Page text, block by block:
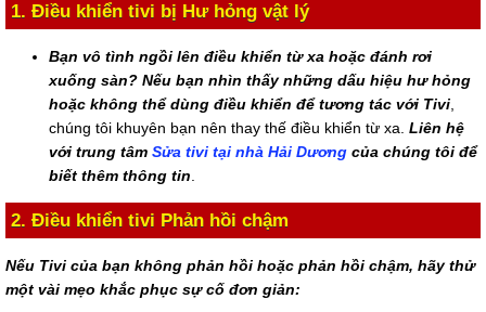
1. Điều khiển tivi bị Hư hỏng vật lý
Bạn vô tình ngồi lên điều khiển từ xa hoặc đánh rơi
xuống sàn? Nếu bạn nhìn thấy những dấu hiệu hư hỏng
hoặc không thể dùng điều khiển để tương tác với Tivi,
chúng tôi khuyên bạn nên thay thế điều khiển từ xa. Liên hệ
với trung tâm Sửa tivi tại nhà Hải Dương của chúng tôi để
biết thêm thông tin.
2. Điều khiển tivi Phản hồi chậm
Nếu Tivi của bạn không phản hồi hoặc phản hồi chậm, hãy thử
một vài mẹo khắc phục sự cố đơn giản: